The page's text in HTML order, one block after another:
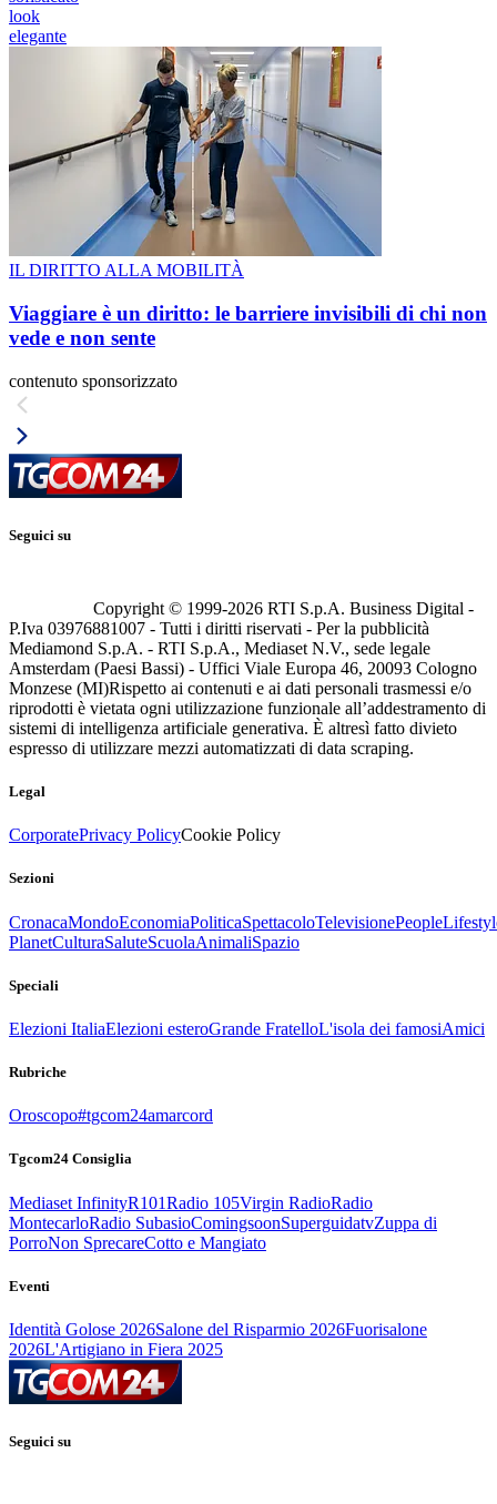
look
elegante
IL DIRITTO ALLA MOBILITÀ
Viaggiare è un diritto: le barriere invisibili di chi non
vede e non sente
contenuto sponsorizzato
Seguici su
Copyright © 1999-2026 RTI S.p.A. Business Digital -
P.Iva 03976881007 - Tutti i diritti riservati - Per la pubblicità
Mediamond S.p.A. - RTI S.p.A., Mediaset N.V., sede legale
Amsterdam (Paesi Bassi) - Uffici Viale Europa 46, 20093 Cologno
Monzese (MI)Rispetto ai contenuti e ai dati personali trasmessi e/o
riprodotti è vietata ogni utilizzazione funzionale all’addestramento di
sistemi di intelligenza artificiale generativa. È altresì fatto divieto
espresso di utilizzare mezzi automatizzati di data scraping.
Legal
CorporatePrivacy PolicyCookie Policy
Sezioni
CronacaMondoEconomiaPoliticaSpettacoloTelevisionePeople
PlanetCulturaSaluteScuolaAnimaliSpazio
Speciali
Elezioni ItaliaElezioni esteroGrande FratelloL'isola dei famosiAmici
Rubriche
Oroscopo#tgcom24amarcord
Tgcom24 Consiglia
Mediaset InfinityR101Radio 105Virgin RadioRadio
MontecarloRadio SubasioComingsoonSuperguidatvZuppa di
PorroNon SprecareCotto e Mangiato
Eventi
Identità Golose 2026Salone del Risparmio 2026Fuorisalone
2026L'Artigiano in Fiera 2025
Seguici su